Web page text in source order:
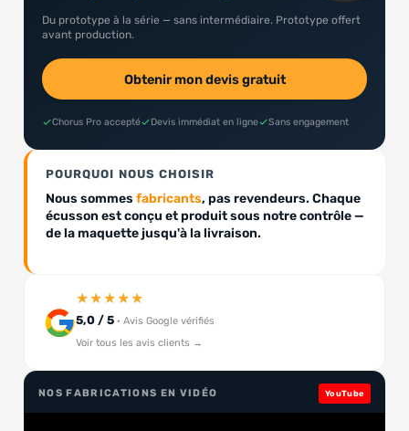
Du prototype à la série — sans intermédiaire. Prototype offert
avant production.
Obtenir mon devis gratuit
Chorus Pro accepté Devis immédiat en ligne Sans engagement
POURQUOI NOUS CHOISIR
Nous sommesfabricants, pas revendeurs. Chaque
écusson est conçu et produit sous notre contrôle —
de la maquette jusqu'à la livraison.
★★★★★
5,0 / 5· Avis Google vérifiés
Voir tous les avis clients →
NOS FABRICATIONS EN VIDÉO YouTube